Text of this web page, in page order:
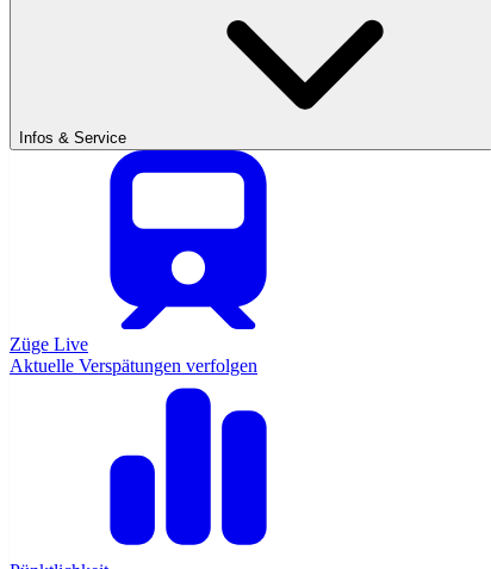
Infos & Service
Züge Live
Aktuelle Verspätungen verfolgen